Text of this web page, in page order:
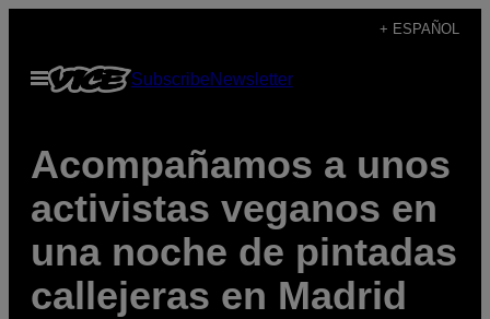
contenido
+ ESPAÑOL
Abrir
Menú
SubscribeNewsletter
Acompañamos a unos
activistas veganos en
una noche de pintadas
callejeras en Madrid